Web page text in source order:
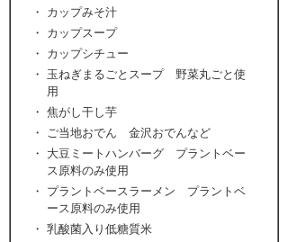
・
カップみそ汁
・
カップスープ
・
カップシチュー
・
玉ねぎまるごとスープ 野菜丸ごと使
用
・ 焦がし干し芋
・
ご当地おでん 金沢おでんなど
・
大豆ミートハンバーグ プラントベー
ス原料のみ使用
・
プラントベースラーメン プラントベ
ース原料のみ使用
・ 乳酸菌入り低糖質米